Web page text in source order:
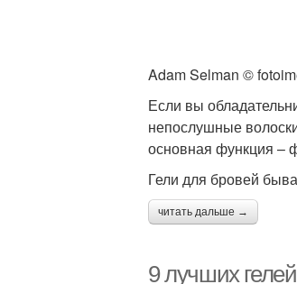
Adam Selman ©
Если вы
непослушные
основная функция –
Гели для бровей
читать дальше →
9 лучших